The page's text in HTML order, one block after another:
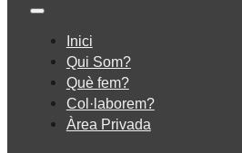
Inici
Qui Som?
Què fem?
Col·laborem?
Àrea Privada